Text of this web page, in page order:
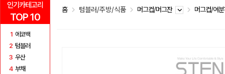
인기카테고리
TOP 10
1 에코백
2 텀블러
3 우산
4 부채
홈 텀블러/주방/식품 머그컵/머그잔 머그컵/여